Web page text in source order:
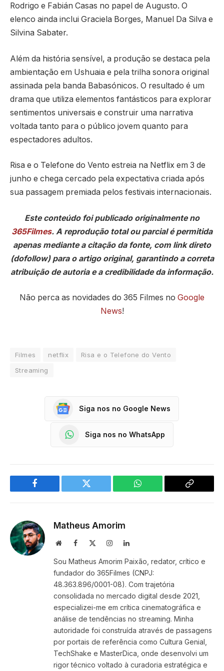
Rodrigo e Fabián Casas no papel de Augusto. O
elenco ainda inclui Graciela Borges, Manuel Da Silva e
Silvina Sabater.
Além da história sensível, a produção se destaca pela
ambientação em Ushuaia e pela trilha sonora original
assinada pela banda Babasónicos. O resultado é um
drama que utiliza elementos fantásticos para explorar
sentimentos universais e construir uma narrativa
voltada tanto para o público jovem quanto para
espectadores adultos.
Risa e o Telefone do Vento estreia na Netflix em 3 de
junho e chega cercado pela expectativa criada após
sua passagem premiada pelos festivais internacionais.
Este conteúdo foi publicado originalmente no
365Filmes. A reprodução total ou parcial é permitida
apenas mediante a citação da fonte, com link direto
(dofollow) para o artigo original, garantindo a correta
atribuição de autoria e a credibilidade da informação.
Não perca as novidades do 365 Filmes no Google
News!
Filmes netflix
Risa e o Telefone do Vento
Streaming
Siga nos no Google News
Siga nos no WhatsApp
Facebook Twitter WhatsApp
Copy
Matheus Amorim
WebsiteFacebook InstagramLinkedIn
Sou Matheus Amorim Paixão, redator, crítico e
fundador do 365Filmes (CNPJ:
48.363.896/0001-08). Com trajetória
consolidada no mercado digital desde 2021,
especializei-me em crítica cinematográfica e
análise de tendências no streaming. Minha
autoridade foi construída através de passagens
por portais de referência como Cultura Genial,
TechShake e MasterDica, onde desenvolvi um
rigor técnico voltado à curadoria estratégica e